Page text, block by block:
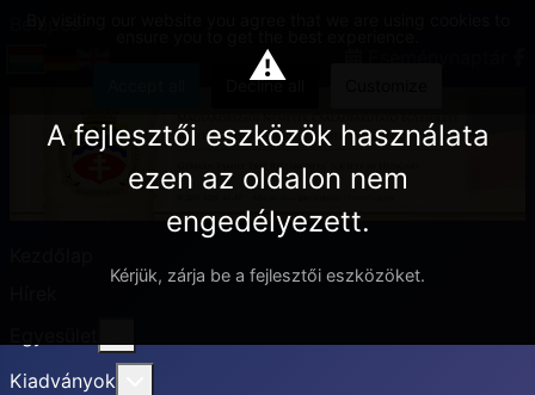
Kiadványok
Decline all
⚠
A fejlesztői eszközök használata
ezen az oldalon nem
engedélyezett.
Kérjük, zárja be a fejlesztői eszközöket.